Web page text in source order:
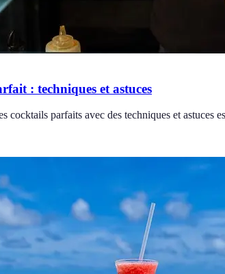
: techniques et astuces
cocktails parfaits avec des techniques et astuces